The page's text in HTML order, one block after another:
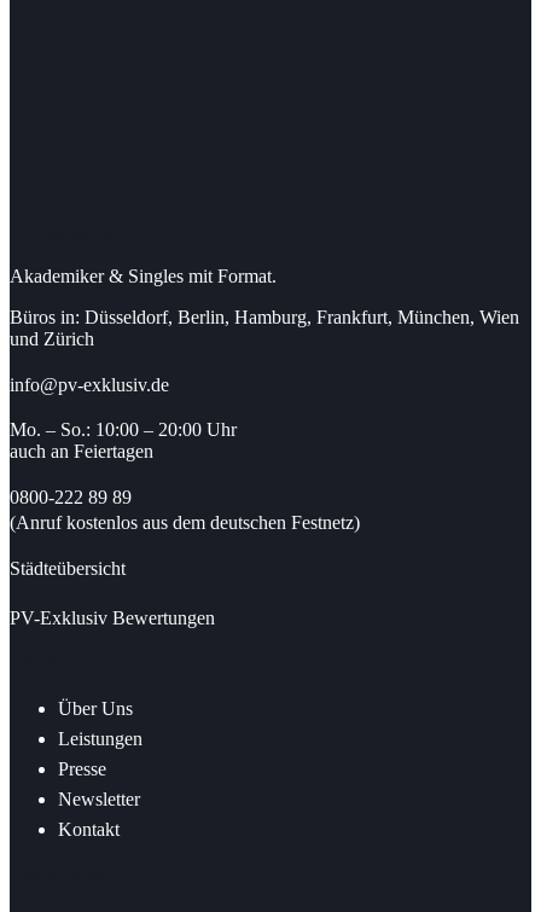
Akademiker & Singles mit Format.
Büros in: Düsseldorf, Berlin, Hamburg, Frankfurt, München, Wien
und Zürich
info@pv-exklusiv.de
Mo. – So.: 10:00 – 20:00 Uhr
auch an Feiertagen
0800-222 89 89
(Anruf kostenlos aus dem deutschen Festnetz)
Städteübersicht
PV-Exklusiv Bewertungen
Über Uns
Leistungen
Presse
Newsletter
Kontakt